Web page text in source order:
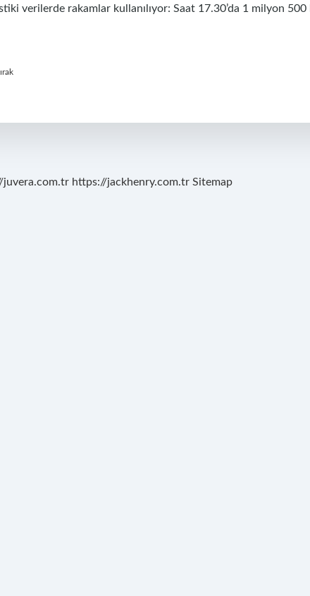
verilerde rakamlar kullanılıyor: Saat 17.30’da 1 milyon
juvera.com.tr https://jackhenry.com.tr Sitemap